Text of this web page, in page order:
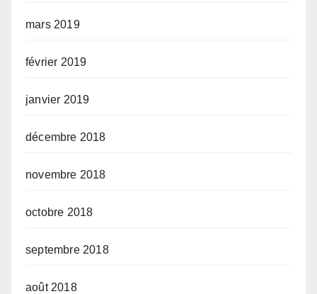
mars 2019
février 2019
janvier 2019
décembre 2018
novembre 2018
octobre 2018
septembre 2018
août 2018